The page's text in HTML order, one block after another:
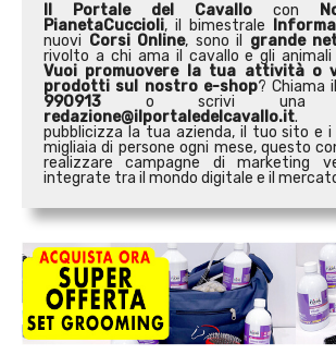
Il Portale del Cavallo con
PianetaCuccioli, il bimestrale
nuovi Corsi Online, sono il grande
rivolto a chi ama il cavallo e gli animali
Vuoi promuovere la tua attività o
prodotti sul nostro e-shop? Chiama
990913 o scrivi una
redazione@ilportaledelcavallo.it. Il
pubblicizza la tua azienda, il tuo sito e
migliaia di persone ogni mese, questo
realizzare campagne di marketing
integrate tra il mondo digitale e il